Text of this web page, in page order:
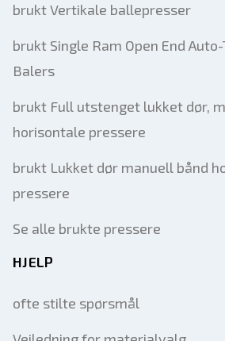
brukt Vertikale ballepresser
brukt Single Ram Open End
Balers
brukt Full utstenget lukket dør,
horisontale pressere
brukt Lukket dør manuell bånd
pressere
Se alle brukte pressere
HJELP
ofte stilte spørsmål